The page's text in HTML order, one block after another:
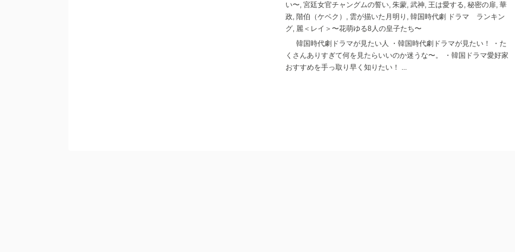
い〜, 宮廷女官チャングムの誓い, 朱蒙, 武神, 王は愛する, 秘密の扉, 華
政, 階伯（ケベク） , 雲が描いた月明り , 韓国時代劇 ドラマ ランキン
グ, 麗＜レイ＞〜花萌ゆる8人の皇子たち〜
韓国時代劇ドラマが見たい人 ・韓国時代劇ドラマが見たい！ ・た
くさんありすぎて何を見たらいいのか迷うな〜。 ・韓国ドラマ愛好家
おすすめを手っ取り早く知りたい！ ...